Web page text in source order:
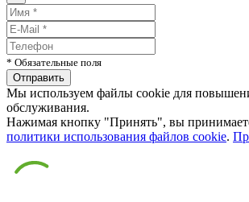
* Обязательные поля
Мы используем файлы cookie для
обслуживания.
Нажимая кнопку "Принять", вы
политики использования файлов cookie.